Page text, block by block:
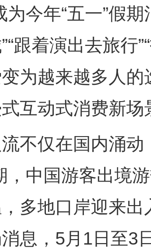
为今年“五一”假
跟着演出去旅行
为越来越多人
互动式消费新
仅在国内涌动
，中国游客出境
多地口岸迎来
息，5月1日至3